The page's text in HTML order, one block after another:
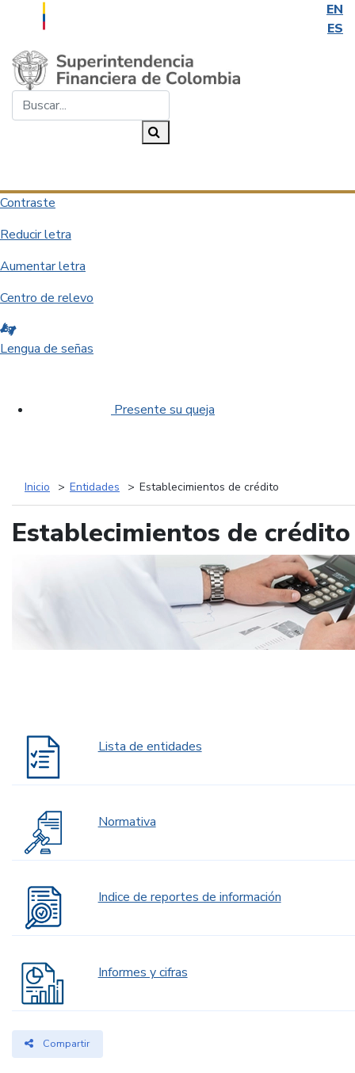
EN
ES
Saltar al contenido principal
Contraste
Reducir letra
Aumentar letra
Centro de relevo
Lengua de señas
Presente su queja
Inicio Entidades Establecimientos de crédito
Establecimientos de crédito
Lista de entidades
Normativa
Indice de reportes de información
Informes y cifras
Compartir